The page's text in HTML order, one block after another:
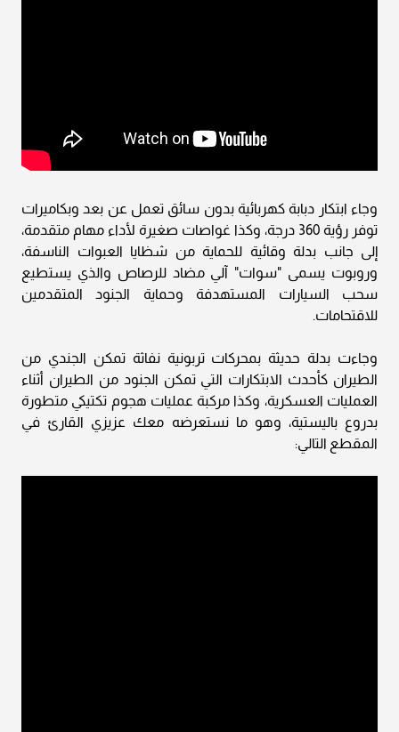
وجاء ابتكار دبابة كهربائية بدون سائق تعمل عن بعد وبكاميرات
توفر رؤية 360 درجة، وكذا غواصات صغيرة لأداء مهام متقدمة،
إلى جانب بدلة وقائية للحماية من شظايا العبوات الناسفة،
وروبوت يسمى "سوات" آلي مضاد للرصاص والذي يستطيع
سحب السيارات المستهدفة وحماية الجنود المتقدمين
للاقتحامات.
وجاءت بدلة حديثة بمحركات تربونية نفاثة تمكن الجندي من
الطيران كأحدث الابتكارات التي تمكن الجنود من الطيران أثناء
العمليات العسكرية، وكذا مركبة عمليات هجوم تكتيكي متطورة
بدروع باليستية، وهو ما نستعرضه معك عزيزي القارئ في
المقطع التالي: